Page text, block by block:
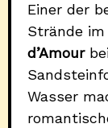
Einer der
Strände
d’Amour
Wasser